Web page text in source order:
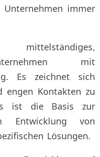
Unternehmen immer
mit
Es zeichnet sich
engen Kontakten zu
ist die Basis zur
Entwicklung von
Lösungen.